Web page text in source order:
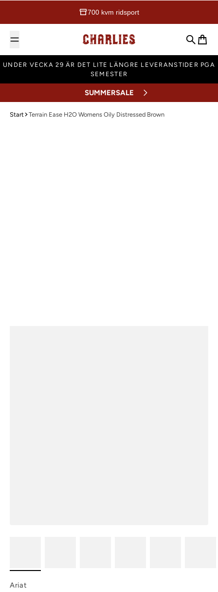
700 kvm ridsport
Charlies Ridsport
Sök
UNDER VECKA 29 ÄR DET LITE LÄNGRE LEVERANSTIDER PGA
SEMESTER
SUMMERSALE
Start Terrain Ease H2O Womens Oily Distressed Brown
Ariat